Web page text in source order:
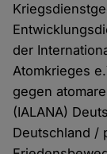
der
Atomkrieges
gegen
(IALANA)
Deutschland /